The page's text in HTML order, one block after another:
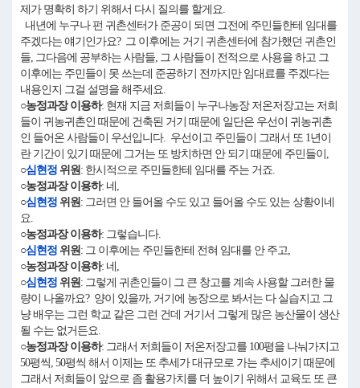
제가 명확히 하기 위해서 다시 질의를 할게요.
내년에 누구나 펀 귀촌센터가 준공이 되면 그전에 주민들한테 임대를
주겠다는 얘기인가요? 그 이후에는 거기 귀촌센터에 참가했던 귀촌인
들, 그다음에 공부하는 사람들, 그 사람들이 전적으로 사용을 하고 그
이후에는 주민들이 못 쓰는데 준공하기 전까지만 임대료를 주겠다는
내용인지 그걸 설명을 해주세요.
○농정과장 이용하: 현재 지금 저희들이 누구나농장 저온저장고는 저희
들이 귀농귀촌인 때문에 건축된 거기 때문에 일단은 우선이 귀농귀촌
인 들어온 사람들이 우선입니다. 우선이고 주민들이 그래서 또 1년이
란 기간이 있기 때문에 그거는 또 방치하면 안 되기 때문에 주민들이,
○심현정 위원: 한시적으로 주민들한테 임대를 주는 거죠.
○농정과장 이용하: 네,
○심현정 위원: 그러면 안 들어올 수도 있고 들어올 수도 있는 상황이네
요.
○농정과장 이용하: 그렇습니다.
○심현정 위원: 그 이후에는 주민들한테 전혀 임대를 안 주고,
○농정과장 이용하: 네,
○심현정 위원: 그렇게 귀촌인들이 그 큰 창고를 계속 사용할 그러한 물
량이 나올까요? 양이 있을까, 거기에 농장으로 봐서는 다 실습지고 그
냥 배우는 그런 학교 같은 그런 건데 거기서 그렇게 많은 농산물이 생산
될 수는 없거든요.
○농정과장 이용하: 그래서 저희들이 저온저장고를 100평을 나눠가지고
50평씩, 50평씩 해서 이제는 또 추세가 대규모로 가는 추세이기 때문에
그래서 저희들이 앞으로 좀 활용가치를 더 높이기 위해서 교육도 또 큰